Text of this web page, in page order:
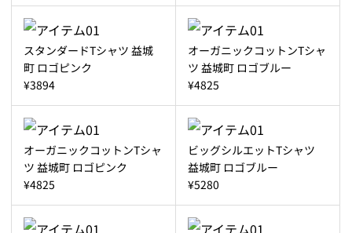
スタンダードTシャツ 益城
町 ロゴピンク
¥3894
オーガニックコットンTシャ
ツ 益城町 ロゴブルー
¥4825
オーガニックコットンTシャ
ツ 益城町 ロゴピンク
¥4825
ビッグシルエットTシャツ
益城町 ロゴブルー
¥5280